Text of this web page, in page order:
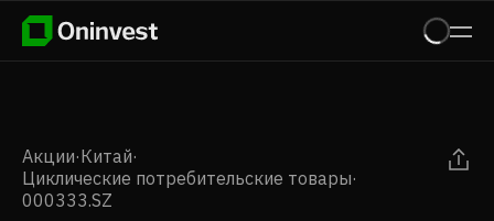
Акции·Китай·
Циклические потребительские товары·
000333.SZ